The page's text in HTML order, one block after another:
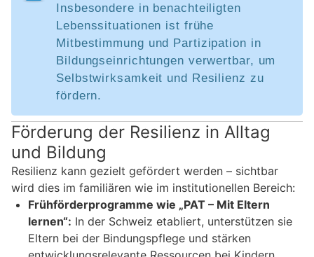
Insbesondere in benachteiligten
Lebenssituationen ist frühe
Mitbestimmung und Partizipation in
Bildungseinrichtungen verwertbar, um
Selbstwirksamkeit und Resilienz zu
fördern.
Förderung der Resilienz in Alltag
und Bildung
Resilienz kann gezielt gefördert werden – sichtbar
wird dies im familiären wie im institutionellen Bereich:
Frühförderprogramme wie „PAT – Mit Eltern
lernen“: In der Schweiz etabliert, unterstützen sie
Eltern bei der Bindungspflege und stärken